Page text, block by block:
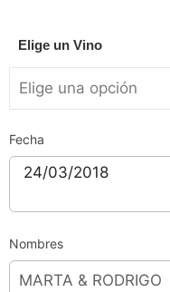
Elige un Vino
Fecha
Nombres